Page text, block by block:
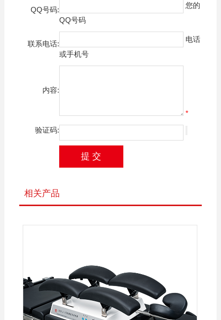
QQ号码:
您的
QQ号码
联系电话:
电话
或手机号
内容:
*
验证码:
相关产品